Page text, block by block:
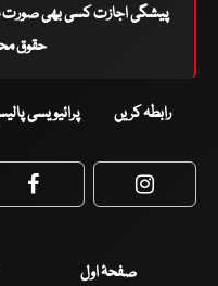
پیشگی اجازت کسی بھی صورت
حقوق
رابطہ کریں پرائیویسی
Facebook
صفحۂ اول